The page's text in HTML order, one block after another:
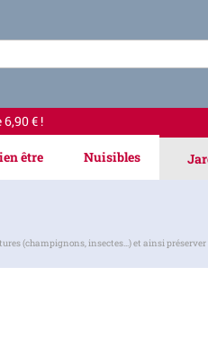
€ !
être Nuisibles
(champignons, insectes...) et ainsi